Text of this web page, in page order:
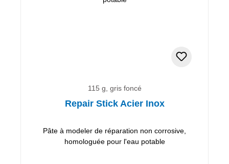
115 g, gris foncé
Repair Stick Acier Inox
Pâte à modeler de réparation non corrosive,
homologuée pour l'eau potable